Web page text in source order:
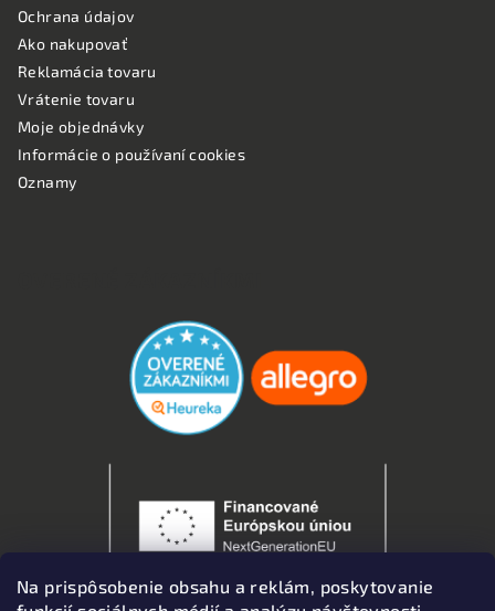
Na prispôsobenie obsahu a reklám, poskytovanie
Ochrana údajov
Ako nakupovať
Reklamácia tovaru
Vrátenie tovaru
Moje objednávky
Informácie o používaní cookies
Oznamy